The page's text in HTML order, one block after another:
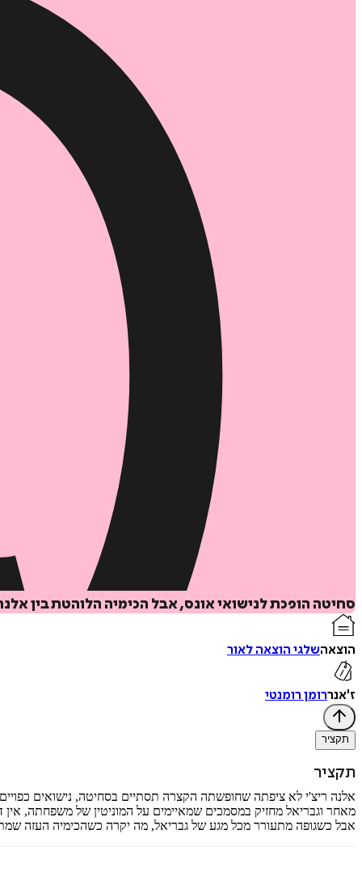
סחיטה הופכת לנישואי אונס, אבל הכימיה הלוהטת בין
הוצאהשלגי הוצאה לאור
ז'אנררומן רומנטי
תקציר
תקציר
אלנה ריצ'י לא ציפתה שחופשתה הקצרה תסתיים בסחיטה, נישואים
מאחר וגבריאל מחזיק במסמכים שמאיימים על המוניטין של משפחתה,
אבל כשגופה מתעורר מכל מגע של גבריאל, מה יקרה כשהכימיה העזה